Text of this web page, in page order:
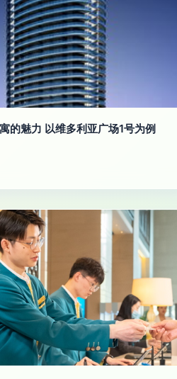
的魅力 以维多利亚广场1号为例